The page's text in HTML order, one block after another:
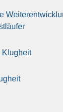
Klug­heit